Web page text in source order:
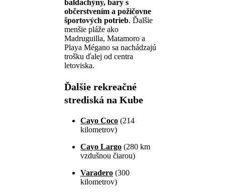
baldachýny, bary s
občerstvením a požičovne
športových potrieb. Ďalšie
menšie pláže ako
Madruguilla, Matamoro a
Playa Mégano sa nachádzajú
trošku ďalej od centra
letoviska.
Ďalšie rekreačné
strediská na Kube
Cayo Coco (214
kilometrov)
Cayo Largo (280 km
vzdušnou čiarou)
Varadero (300
kilometrov)